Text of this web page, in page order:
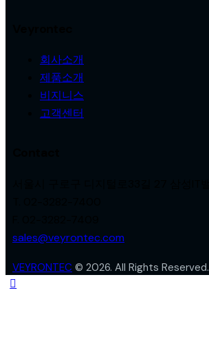
회사소개
제품소개
비지니스
고객센터
sales@veyrontec.com
VEYRONTEC © 2026. All Rights Reserved.